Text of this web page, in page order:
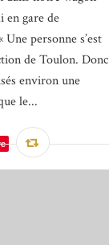
en gare de
personne s’est
de Toulon. Donc
environ une
le...